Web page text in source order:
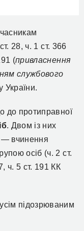
28, ч. 1 ст. 366
(привласнення
службового
України.
до протиправної
. Двом із них
— вчинення
осіб (ч. 2 ст.
ч. 5 ст. 191 КК
підозрюваним